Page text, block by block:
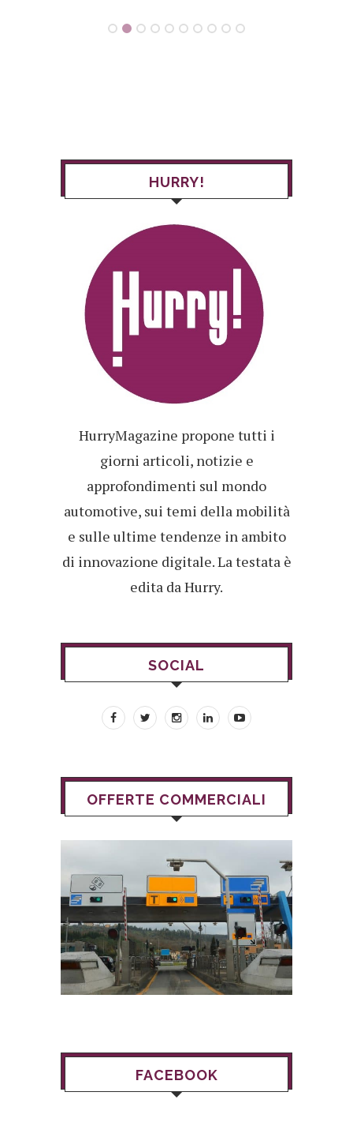
HURRY!
HurryMagazine propone tutti i
giorni articoli, notizie e
approfondimenti sul mondo
automotive, sui temi della mobilità
e sulle ultime tendenze in ambito
di innovazione digitale. La testata è
edita da Hurry.
SOCIAL
OFFERTE COMMERCIALI
FACEBOOK